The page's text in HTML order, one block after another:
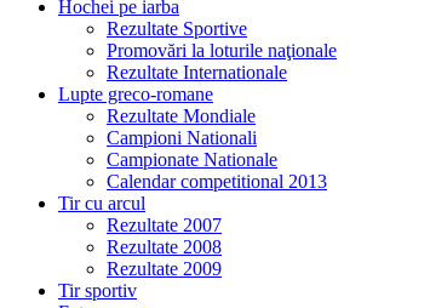
Hochei pe iarba
Rezultate Sportive
Promovări la loturile naţionale
Rezultate Internationale
Lupte greco-romane
Rezultate Mondiale
Campioni Nationali
Campionate Nationale
Calendar competitional 2013
Tir cu arcul
Rezultate 2007
Rezultate 2008
Rezultate 2009
Tir sportiv